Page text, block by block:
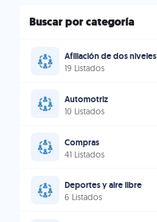
Buscar por categoría
Afiliación de dos niveles
19 Listados
Automotriz
10 Listados
Compras
41 Listados
Deportes y aire libre
6 Listados